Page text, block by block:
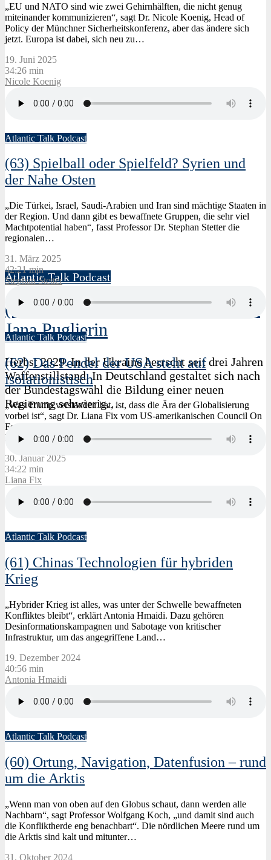
30. April 2026
Atlantic Talk Podcast
(69) Europas Verteidigung. Mit Dr.
Jana Puglierin
Herbst 2029. In der Ukraine herrscht seit drei Jahren
Waffenstillstand. In Deutschland gestaltet sich nach
der Bundestagswahl die Bildung einer neuen
Regierung schwierig…
19. Februar 2026
Jana Puglierin
„EU und NATO sind wie zwei Gehirnhälften, die nicht genug
miteinander kommunizieren“, sagt Dr. Nicole Koenig, Head of
Policy der Münchner Sicherheitskonferenz, aber das ändere sich
jetzt. Europa ist dabei, sich neu zu…
19. Juni 2025
34:26 min
Nicole Koenig
Atlantic Talk Podcast
(63) Spielball oder Spielfeld? Syrien und
der Nahe Osten
„Die Türkei, Israel, Saudi-Arabien und Iran sind mächtige Staaten in
der Region. Und dann gibt es bewaffnete Gruppen, die sehr viel
Machtpotential haben“, fasst Professor Dr. Stephan Stetter die
regionalen…
31. März 2025
42:21 min
Stephan Stetter
Atlantic Talk Podcast
(62) Das Pendel der USA steht auf
isolationistisch
„Was Trump verstanden hat, ist, dass die Ära der Globalisierung
vorbei ist“, sagt Dr. Liana Fix vom US-amerikanischen Council On
Foreign Relations (CFR). Der neue US-amerikanische Präsident
Donald Trump habe diese…
30. Januar 2025
34:22 min
Liana Fix
Atlantic Talk Podcast
(61) Chinas Technologien für hybriden
Krieg
„Hybrider Krieg ist alles, was unter der Schwelle bewaffneten
Konfliktes bleibt“, erklärt Antonia Hmaidi. Dazu gehören
Desinformationskampagnen und Sabotage von kritischer
Infrastruktur, um das angegriffene Land…
19. Dezember 2024
40:56 min
Antonia Hmaidi
Atlantic Talk Podcast
(60) Ortung, Navigation, Datenfusion – rund
um die Arktis
„Wenn man von oben auf den Globus schaut, dann werden alle
Nachbarn“, sagt Professor Wolfgang Koch, „und damit sind auch
die Konfliktherde eng benachbart“. Die nördlichen Meere rund um
die Arktis sind kalt und mitunter…
31. Oktober 2024